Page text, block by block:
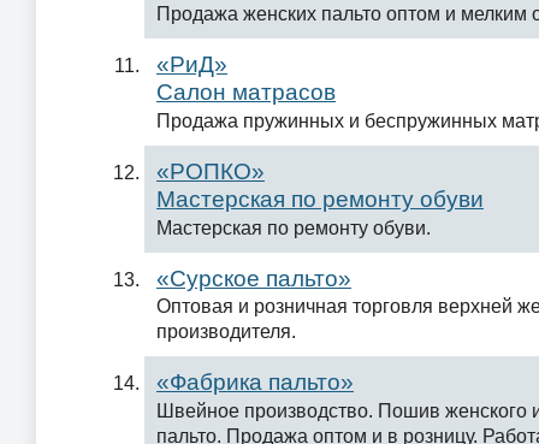
Продажа женских пальто оптом и мелким
«РиД»
Салон матрасов
Продажа пружинных и беспружинных
«РОПКО»
Мастерская по ремонту обуви
Мастерская по ремонту обуви.
«Сурское пальто»
Оптовая и розничная торговля верхней
производителя.
«Фабрика пальто»
Швейное производство. Пошив женского
пальто. Продажа оптом и в розницу.